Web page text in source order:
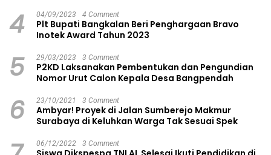
4 04/09/2023 4 Comment
Plt Bupati Bangkalan Beri Penghargaan Bravo
Inotek Award Tahun 2023
5 29/03/2023 3 Comment
P2KD Laksanakan Pembentukan dan Pengundian
Nomor Urut Calon Kepala Desa Bangpendah
6 23/10/2021 3 Comment
Ambyar! Proyek di Jalan Sumberejo Makmur
Surabaya di Keluhkan Warga Tak Sesuai Spek
06/12/2022 3 Comment